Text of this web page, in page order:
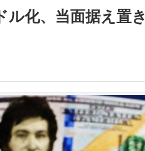
ル化、当面据え置き